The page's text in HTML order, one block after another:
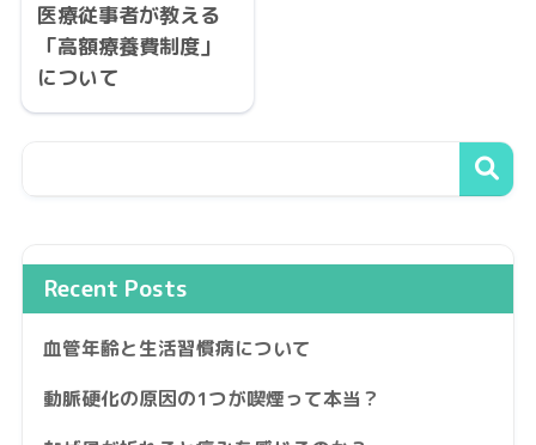
医療従事者が教える
「高額療養費制度」
について
Recent Posts
血管年齢と生活習慣病について
動脈硬化の原因の1つが喫煙って本当？